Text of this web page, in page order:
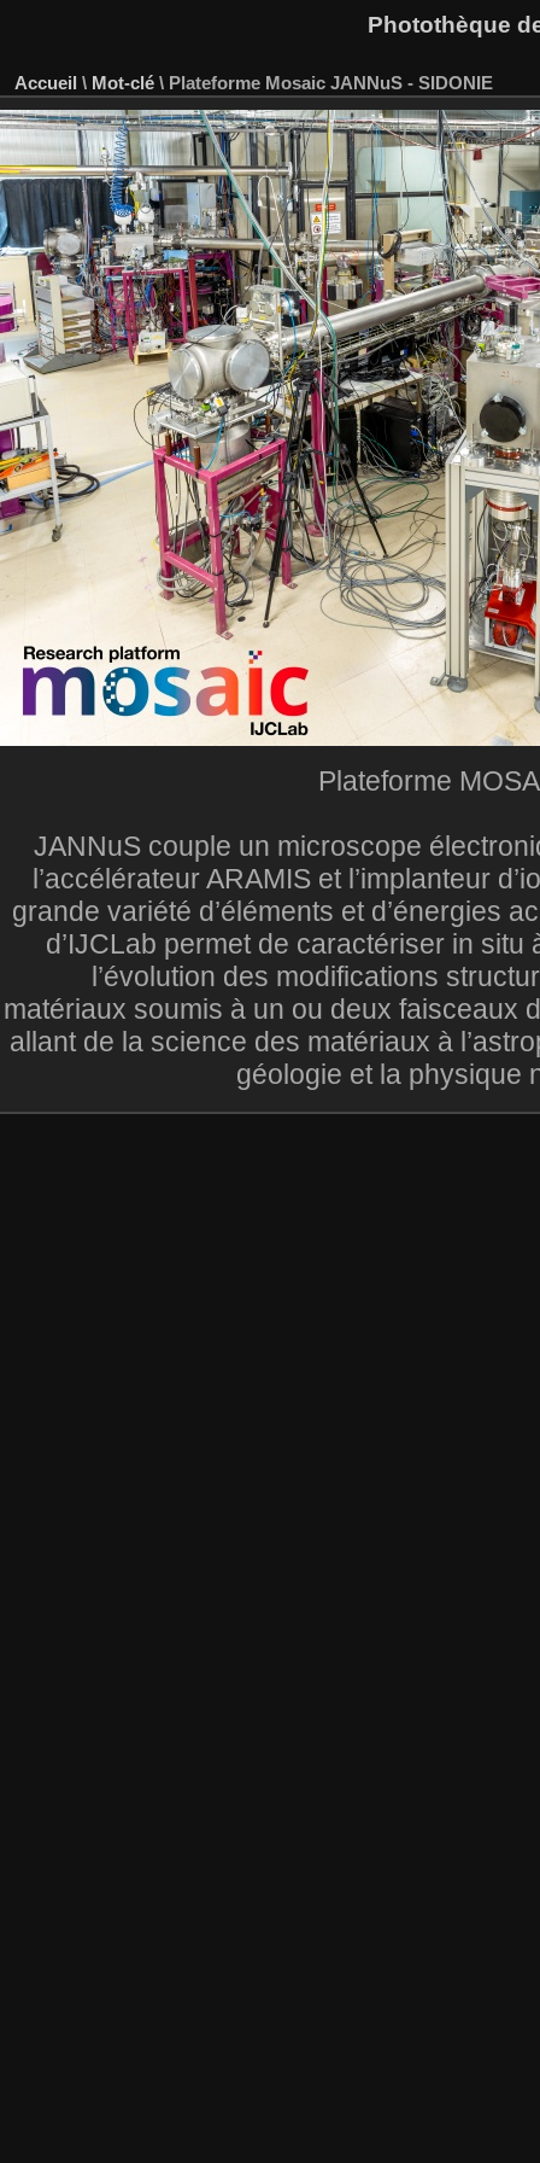
Photothèque
Accueil \ Mot-clé \ Plateforme Mosaic JANNuS - SIDONIE
Plateforme
JANNuS couple un microscope
l’accélérateur ARAMIS et l’implanteur
grande variété d’éléments et d’énergies
d’IJCLab permet de caractériser in situ
l’évolution des modifications
matériaux soumis à un ou deux faisceaux
allant de la science des matériaux à
géologie et la physique